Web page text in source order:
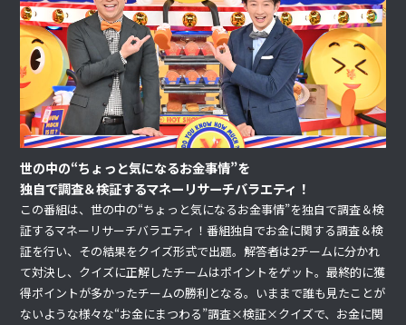
世の中の“ちょっと気になるお金事情”を
独自で調査＆検証するマネーリサーチバラエティ！
この番組は、世の中の“ちょっと気になるお金事情”を独自で調査＆検
証するマネーリサーチバラエティ！番組独自でお金に関する調査＆検
証を行い、その結果をクイズ形式で出題。解答者は2チームに分かれ
て対決し、クイズに正解したチームはポイントをゲット。最終的に獲
得ポイントが多かったチームの勝利となる。いままで誰も見たことが
ないような様々な“お金にまつわる”調査×検証×クイズで、お金に関